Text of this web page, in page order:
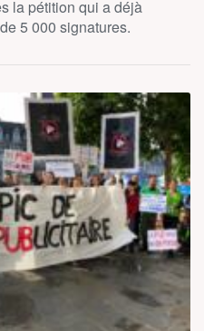
la pétition qui a déjà
5 000 signatures.